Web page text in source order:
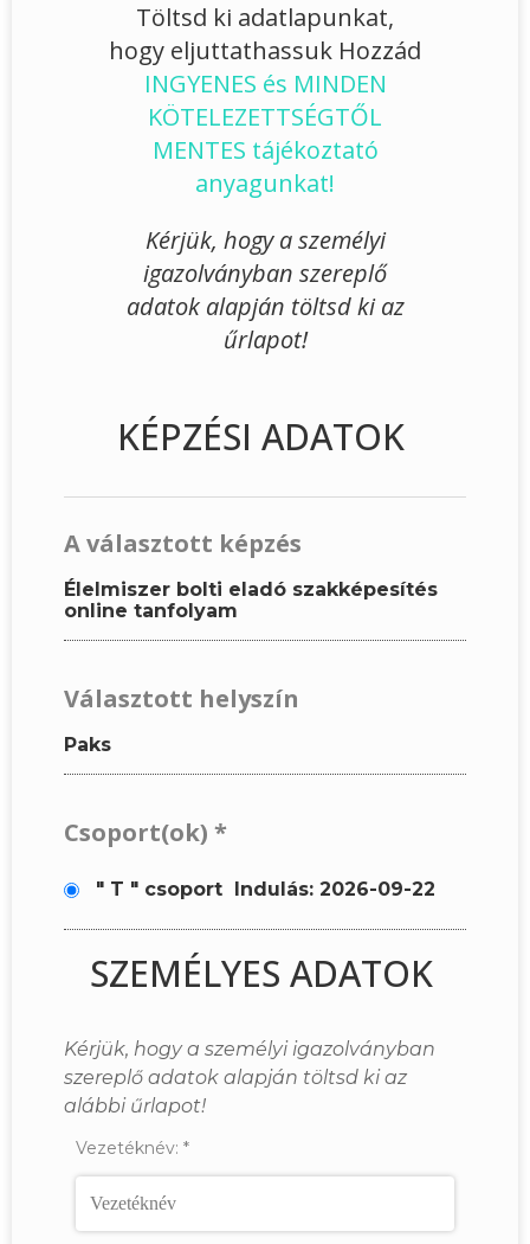
Töltsd ki adatlapunkat,
hogy eljuttathassuk Hozzád
INGYENES és MINDEN
KÖTELEZETTSÉGTŐL
MENTES tájékoztató
anyagunkat!
Kérjük, hogy a személyi
igazolványban szereplő
adatok alapján töltsd ki az
űrlapot!
KÉPZÉSI ADATOK
A választott képzés
Élelmiszer bolti eladó szakképesítés
online tanfolyam
Választott helyszín
Paks
Csoport(ok) *
" T " csoport Indulás: 2026-09-22
SZEMÉLYES ADATOK
Kérjük, hogy a személyi igazolványban
szereplő adatok alapján töltsd ki az
alábbi űrlapot!
Vezetéknév: *